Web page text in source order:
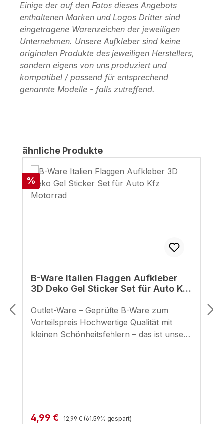
Einige der auf den Fotos dieses Angebots
enthaltenen Marken und Logos Dritter sind
eingetragene Warenzeichen der jeweiligen
Unternehmen. Unsere Aufkleber sind keine
originalen Produkte des jeweiligen Herstellers,
sondern eigens von uns produziert und
kompatibel / passend für entsprechend
genannte Modelle - falls zutreffend.
Produktgalerie überspringen
ähnliche Produkte
Rabatt
%
B-Ware Italien Flaggen Aufkleber
3D Deko Gel Sticker Set für Auto Kfz
Outlet-Ware – Geprüfte B-Ware zum
Vorteilspreis Hochwertige Qualität mit
kleinen Schönheitsfehlern – das ist unsere
Pads für den seitlichen Tankbereich
Verkaufspreis:
4,99 € Regulärer Preis:
12,99 € (61.59% gespart)